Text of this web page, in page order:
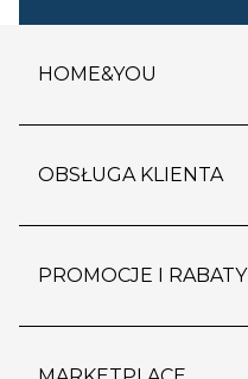
HOME&YOU
o firmie
polityka prywatności
kontakt
OBSŁUGA KLIENTA
dostawy i płatność
PROMOCJE I RABATY
outlet